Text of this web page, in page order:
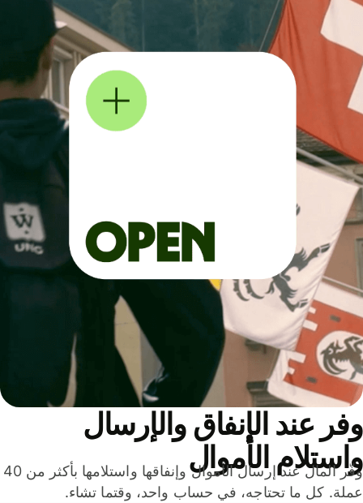
عند الإنفاق والإرسال
الأموال
وفّر المال عند إرسال الأموال وإنفاقها واستلامها بأكثر من 40
كل ما تحتاجه، في حساب واحد، وقتما تشاء.